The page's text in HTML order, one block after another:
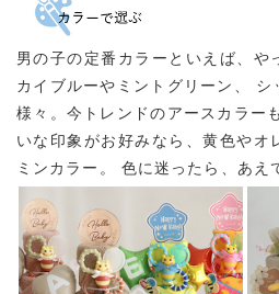
男の子の定番カラーといえば、や
カイブルーやミントグリーン、
シ
様々。今トレンドのアースカラー
いな印象がお好みなら、黄色やオ
ミンカラー。
色に迷ったら、あえ